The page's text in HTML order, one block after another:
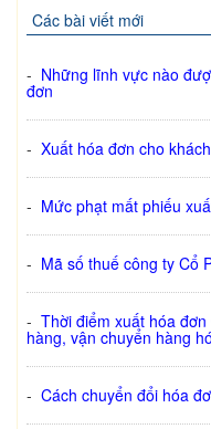
Các bài viết mới
- Những lĩnh vực nào
đơn
- Xuất hóa đơn cho
- Mức phạt mất phiếu
- Mã số thuế công ty Cổ
- Thời điểm xuất hóa
hàng, vận chuyển hàng
- Cách chuyển đổi hóa